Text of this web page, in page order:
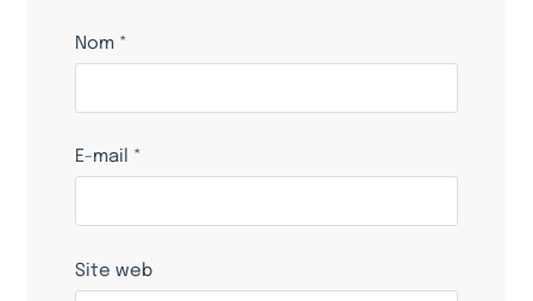
Nom *
E-mail *
Site web